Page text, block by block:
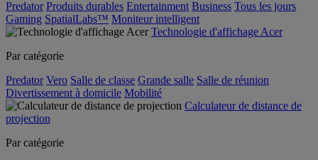
Predator Produits durables Entertainment Business Tous les jours
Gaming SpatialLabs™ Moniteur intelligent
Technologie d'affichage Acer
Par catégorie
Predator Vero Salle de classe Grande salle Salle de réunion
Divertissement à domicile Mobilité
Calculateur de distance de
projection
Par catégorie